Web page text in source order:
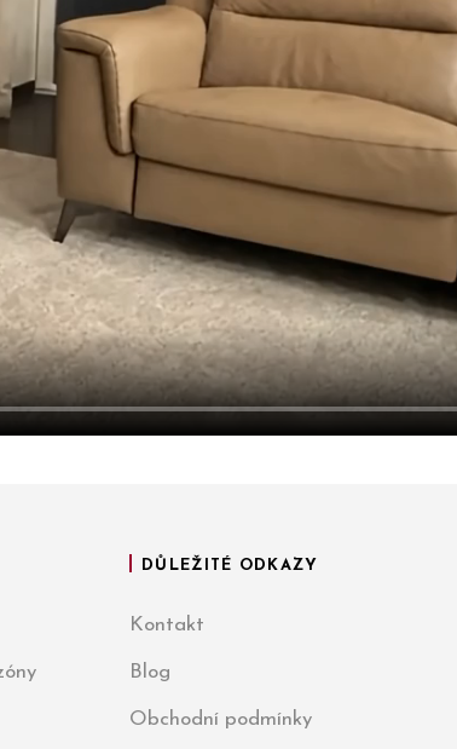
DŮLEŽITÉ ODKAZY
Kontakt
Blog
Obchodní podmínky